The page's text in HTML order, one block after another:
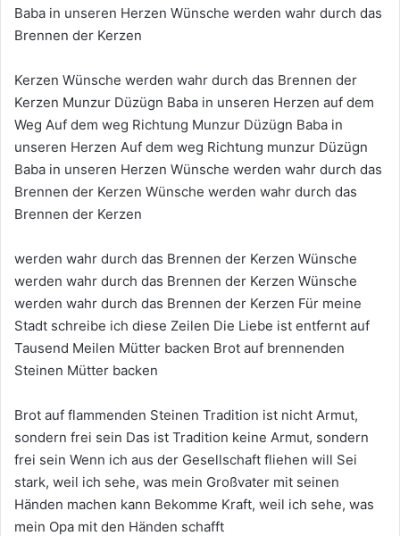
Baba in unseren Herzen Wünsche werden wahr durch das
Brennen der Kerzen
Kerzen Wünsche werden wahr durch das Brennen der
Kerzen Munzur Düzügn Baba in unseren Herzen auf dem
Weg Auf dem weg Richtung Munzur Düzügn Baba in
unseren Herzen Auf dem weg Richtung munzur Düzügn
Baba in unseren Herzen Wünsche werden wahr durch das
Brennen der Kerzen Wünsche werden wahr durch das
Brennen der Kerzen
werden wahr durch das Brennen der Kerzen Wünsche
werden wahr durch das Brennen der Kerzen Wünsche
werden wahr durch das Brennen der Kerzen Für meine
Stadt schreibe ich diese Zeilen Die Liebe ist entfernt auf
Tausend Meilen Mütter backen Brot auf brennenden
Steinen Mütter backen
Brot auf flammenden Steinen Tradition ist nicht Armut,
sondern frei sein Das ist Tradition keine Armut, sondern
frei sein Wenn ich aus der Gesellschaft fliehen will Sei
stark, weil ich sehe, was mein Großvater mit seinen
Händen machen kann Bekomme Kraft, weil ich sehe, was
mein Opa mit den Händen schafft